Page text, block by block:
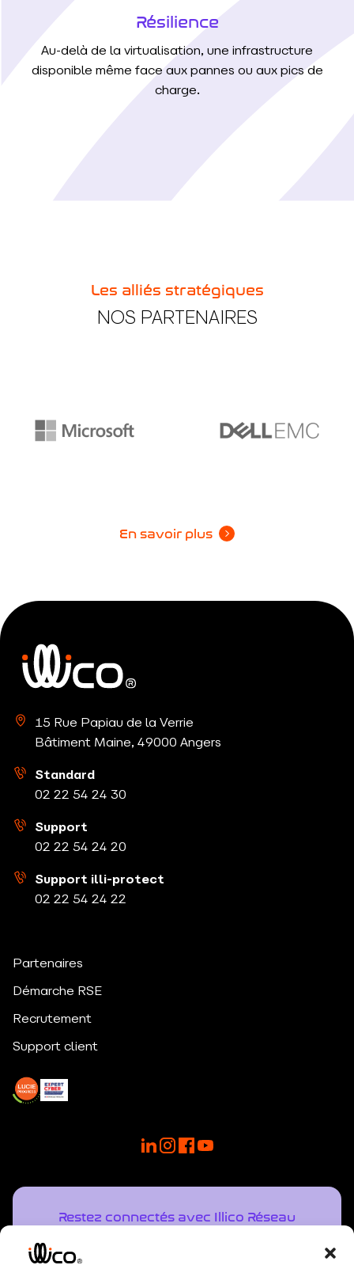
Résilience
Au-delà de la virtualisation, une infrastructure
disponible même face aux pannes ou aux pics de
charge.
Les alliés stratégiques
NOS PARTENAIRES
En savoir plus
15 Rue Papiau de la Verrie
Bâtiment Maine, 49000 Angers
Standard
02 22 54 24 30
Support
02 22 54 24 20
Support illi-protect
02 22 54 24 22
Partenaires
Démarche RSE
Recrutement
Support client
Restez connectés avec Illico Réseau
Recevez directement dans votre boîte mail une